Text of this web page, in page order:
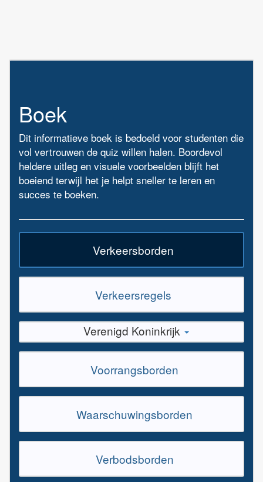
Boek
Dit informatieve boek is bedoeld voor studenten die
vol vertrouwen de quiz willen halen. Boordevol
heldere uitleg en visuele voorbeelden blijft het
boeiend terwijl het je helpt sneller te leren en
succes te boeken.
Verkeersborden
Verkeersregels
Verenigd Koninkrijk
Voorrangsborden
Waarschuwingsborden
Verbodsborden